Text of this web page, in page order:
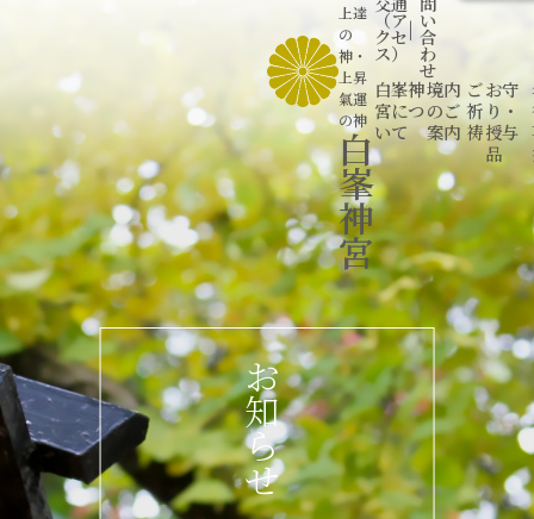
上達
の
神 ・
上昇
氣運
の神
白
峯
神
宮
（ア
クセ
ス）
| い
合
わ
せ
白峯神
宮につ
いて
境内
のご
案内
ご
祈
祷
お守
り・
授与
品
お
知
ら
せ